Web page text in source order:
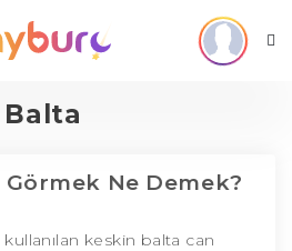
Balta
Ne Demek?
keskin balta can